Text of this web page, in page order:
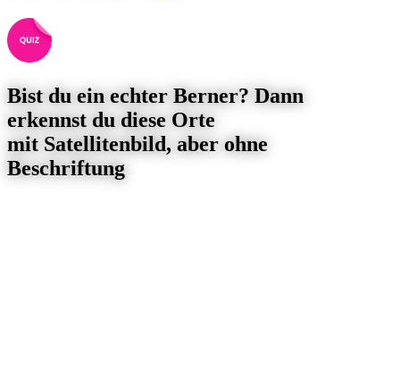
Bist du ein echter Berner? Dann
erkennst du diese Orte
mit Satellitenbild, aber ohne
Beschriftung